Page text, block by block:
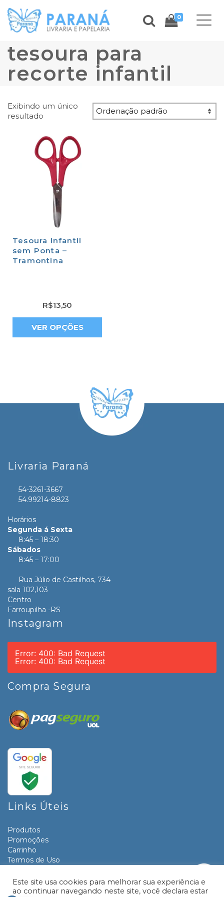
0
tesoura para
recorte infantil
Exibindo um único
resultado
Tesoura Infantil
sem Ponta –
Tramontina
R$13,50
VER OPÇÕES
Livraria Paraná
54-3261-3667
54.99214-8823
Horários
Segunda á Sexta
8:45 – 18:30
Sábados
8:45 – 17:00
Rua Júlio de Castilhos, 734
sala 102,103
Centro
Farroupilha -RS
Instagram
Error: 400: Bad Request
Error: 400: Bad Request
Compra Segura
Links Úteis
Produtos
Promoções
Carrinho
Termos de Uso
Contato
Este site usa cookies para melhorar sua experiência e
ao continuar navegando neste site, você declara estar